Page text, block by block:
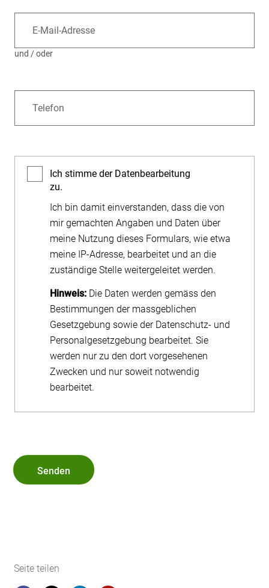
E-Mail-Adresse
und / oder
Telefon
Ich stimme der Datenbearbeitung
zu.
Ich bin damit einverstanden, dass die von
mir gemachten Angaben und Daten über
meine Nutzung dieses Formulars, wie etwa
meine IP-Adresse, bearbeitet und an die
zuständige Stelle weitergeleitet werden.
Hinweis:Die Daten werden gemäss den
Bestimmungen der massgeblichen
Gesetzgebung sowie der Datenschutz- und
Personalgesetzgebung bearbeitet. Sie
werden nur zu den dort vorgesehenen
Zwecken und nur soweit notwendig
bearbeitet.
Senden
Seite teilen